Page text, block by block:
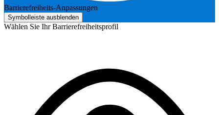
Barrierefreiheits-Anpassungen
Symbolleiste ausblenden
Wählen Sie Ihr Barrierefreiheitsprofil